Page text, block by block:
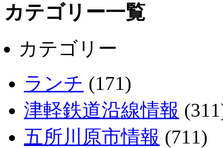
内
カテゴリー一覧
カテゴリー
ランチ (171)
津軽鉄道沿線情報
五所川原市情報 (711)